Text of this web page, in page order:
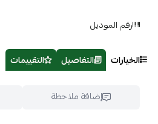
رقم الموديل
الخيارات التفاصيل التقييمات
إضافة ملاحظة